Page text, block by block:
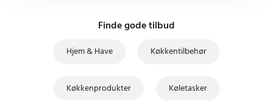
Finde gode tilbud
Hjem & Have Køkkentilbehør
Køkkenprodukter Køletasker